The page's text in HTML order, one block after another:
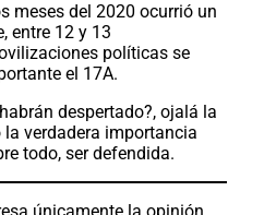
meses del 2020 ocurrió un
entre 12 y 13
políticas se
el 17A.
despertado?, ojalá la
verdadera importancia
todo, ser defendida.